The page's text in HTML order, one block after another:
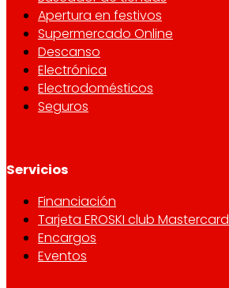
Apertura en festivos
Supermercado Online
Descanso
Electrónica
Electrodomésticos
Seguros
Servicios
Financiación
Tarjeta EROSKI club Mastercard
Encargos
Eventos